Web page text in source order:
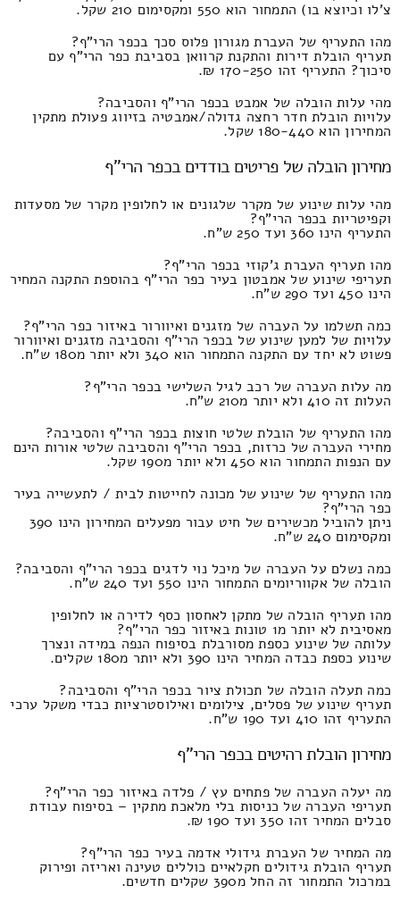
צ'לו וכיוצא בו) התמחור הוא 550 ומקסימום 210 שקל.
מהו התעריף של העברת מגורון פלוס סכך בכפר הרי"ף?
תעריף הובלת דירות והתקנת קרוואן בסביבת כפר הרי"ף עם
סיכוך? התעריף זהו 170-250 ₪.
מהי עלות הובלה של אמבט בכפר הרי"ף והסביבה?
עלויות הובלת חדר רחצה גדולה/אמבטיה בזיווג פעולת מתקין
המחירון הוא 180-440 שקל.
מחירון הובלה של פריטים בודדים בכפר הרי"ף
מהי עלות שינוע של מקרר שלגונים או לחלופין מקרר של מסעדות
וקפיטריות בכפר הרי"ף?
התעריף הינו 360 ועד 250 ש"ח.
מהו תעריף העברת ג'קוזי בכפר הרי"ף?
תעריפי שינוע של אמבטון בעיר כפר הרי"ף בהוספת התקנה המחיר
הינו 450 ועד 290 ש"ח.
כמה תשלמו על העברה של מזגנים ואיוורור באיזור כפר הרי"ף?
עלויות של למען שינוע של בכפר הרי"ף והסביבה מזגנים ואיוורור
פשוט לא יחד עם התקנה התמחור הוא 340 ולא יותר מ180 ש"ח.
מה עלות העברה של רכב לגיל השלישי בכפר הרי"ף?
העלות זה 410 ולא יותר מ210 ש"ח.
מהו התעריף של הובלת שלטי חוצות בכפר הרי"ף והסביבה?
מחירי העברה של כרזות, בכפר הרי"ף והסביבה שלטי אורות הינם
עם הנפות התמחור הוא 450 ולא יותר מ190 שקל.
מהו התעריף של שינוע של מכונה לחייטות לבית / לתעשייה בעיר
כפר הרי"ף?
ניתן להוביל מכשירים של חיט עבור מפעלים המחירון הינו 390
ומקסימום 240 ש"ח.
כמה נשלם על העברה של מיכל נוי לדגים בכפר הרי"ף והסביבה?
הובלה של אקווריומים התמחור הינו 550 ועד 240 ש"ח.
מהו תעריף הובלה של מתקן לאחסון כסף לדירה או לחלופין
מאסיבית לא יותר מ1 טונות באיזור כפר הרי"ף?
עלותה של שינוע כספת מסורבלת בסיפוח הנפה במידה ונצרך
שינוע כספת כבדה המחיר הינו 390 ולא יותר מ180 שקלים.
כמה תעלה הובלה של תכולת ציור בכפר הרי"ף והסביבה?
תעריף שינוע של פסלים, צילומים ואילוסטרציות כבדי משקל ערכי
התעריף זהו 410 ועד 190 ש"ח.
מחירון הובלת רהיטים בכפר הרי"ף
מה יעלה העברה של פתחים עץ / פלדה באיזור כפר הרי"ף?
תעריפי העברה של כניסות בלי מלאכת מתקין – בסיפוח עבודת
סבלים המחיר זהו 350 ועד 190 ₪.
מה המחיר של העברת גידולי אדמה בעיר כפר הרי"ף?
תעריף הובלת גידולים חקלאיים כוללים טעינה ואריזה ופירוק
במרכול התמחור זה החל מ390 שקלים חדשים.